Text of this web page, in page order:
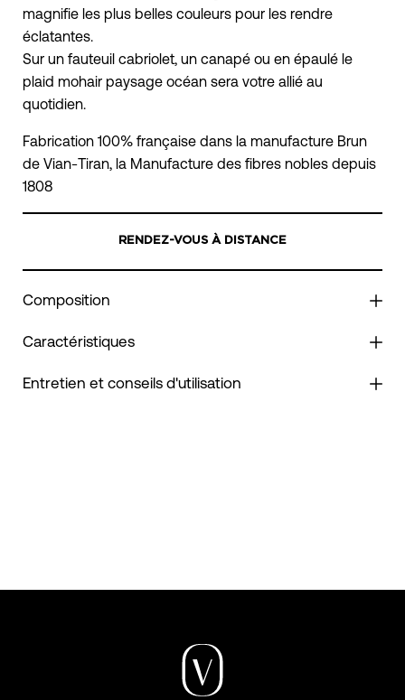
magnifie les plus belles couleurs pour les rendre
éclatantes.
Sur un fauteuil cabriolet, un canapé ou en épaulé le
plaid mohair paysage océan sera votre allié au
quotidien.
Fabrication 100% française dans la manufacture Brun
de Vian-Tiran, la Manufacture des fibres nobles depuis
1808
RENDEZ-VOUS À DISTANCE
Composition
Caractéristiques
Entretien et conseils d'utilisation